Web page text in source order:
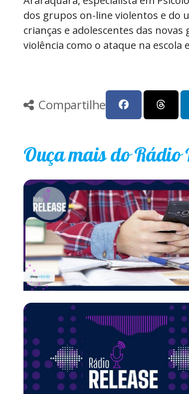
dos grupos on-line violentos e do
crianças e adolescentes das novas
violência como o ataque na escola
Compartilhe
Ouça mais do Rádio